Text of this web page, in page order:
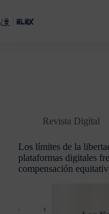
Revista Digital
Los límites de la
plataformas digitales
compensación